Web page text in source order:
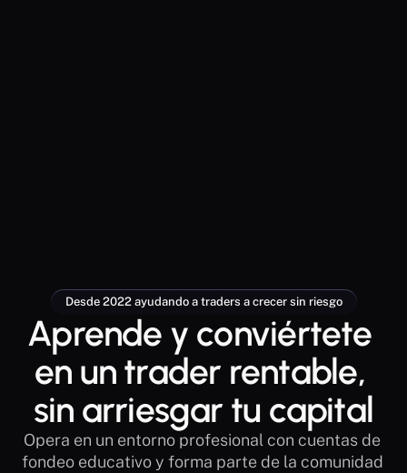
Desde 2022 ayudando a traders a crecer sin riesgo
Aprende y conviértete
en un trader rentable,
sin arriesgar tu capital
Opera en un entorno profesional con cuentas de
fondeo educativo y forma parte de la comunidad